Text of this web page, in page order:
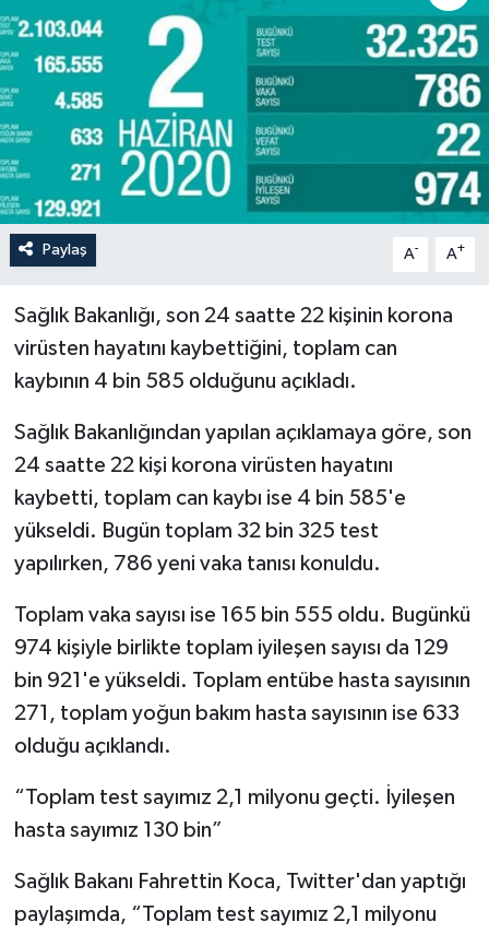
Paylaş A- A+
Sağlık Bakanlığı, son 24 saatte 22 kişinin korona
virüsten hayatını kaybettiğini, toplam can
kaybının 4 bin 585 olduğunu açıkladı.
Sağlık Bakanlığından yapılan açıklamaya göre, son
24 saatte 22 kişi korona virüsten hayatını
kaybetti, toplam can kaybı ise 4 bin 585'e
yükseldi. Bugün toplam 32 bin 325 test
yapılırken, 786 yeni vaka tanısı konuldu.
Toplam vaka sayısı ise 165 bin 555 oldu. Bugünkü
974 kişiyle birlikte toplam iyileşen sayısı da 129
bin 921'e yükseldi. Toplam entübe hasta sayısının
271, toplam yoğun bakım hasta sayısının ise 633
olduğu açıklandı.
“Toplam test sayımız 2,1 milyonu geçti. İyileşen
hasta sayımız 130 bin”
Sağlık Bakanı Fahrettin Koca, Twitter'dan yaptığı
paylaşımda, “Toplam test sayımız 2,1 milyonu